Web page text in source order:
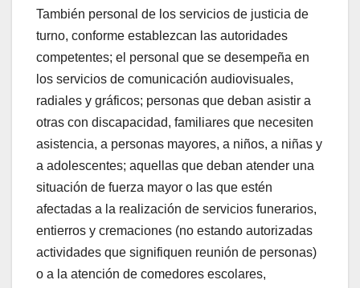
También personal de los servicios de justicia de
turno, conforme establezcan las autoridades
competentes; el personal que se desempeña en
los servicios de comunicación audiovisuales,
radiales y gráficos; personas que deban asistir a
otras con discapacidad, familiares que necesiten
asistencia, a personas mayores, a niños, a niñas y
a adolescentes; aquellas que deban atender una
situación de fuerza mayor o las que estén
afectadas a la realización de servicios funerarios,
entierros y cremaciones (no estando autorizadas
actividades que signifiquen reunión de personas)
o a la atención de comedores escolares,